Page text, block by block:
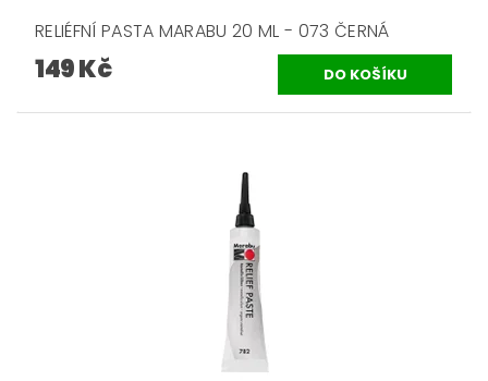
RELIÉFNÍ PASTA MARABU 20 ML - 073 ČERNÁ
149 Kč